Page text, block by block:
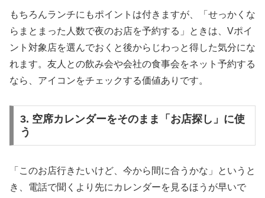
もちろんランチにもポイントは付きますが、「せっかくな
らまとまった人数で夜のお店を予約する」ときは、Vポイ
ント対象店を選んでおくと後からじわっと得した気分にな
れます。友人との飲み会や会社の食事会をネット予約する
なら、アイコンをチェックする価値ありです。
3. 空席カレンダーをそのまま「お店探し」に使
う
「このお店行きたいけど、今から間に合うかな」というと
き、電話で聞くより先にカレンダーを見るほうが早いで